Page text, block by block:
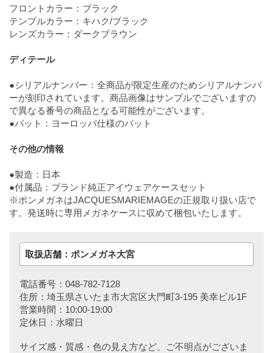
フロントカラー：ブラック
テンプルカラー：キハク/ブラック
レンズカラー：ダークブラウン
ディテール
●シリアルナンバー：全商品が限定生産のためシリアルナンバ
ーが刻印されています。商品画像はサンプルでございますの
で異なる番号の商品となる可能性がございます。
●パット：ヨーロッパ仕様のパット
その他の情報
●製造：日本
●付属品：ブランド純正アイウェアケースセット
※ポンメガネはJACQUESMARIEMAGEの正規取り扱い店で
す。発送時に専用メガネケースに収めて梱包いたします。
取扱店舗：ポンメガネ大宮
電話番号：048-782-7128
住所：埼玉県さいたま市大宮区大門町3-195 美幸ビル1F
営業時間：10:00-19:00
定休日：水曜日
サイズ感・質感・色の見え方など、ご不明点がございま